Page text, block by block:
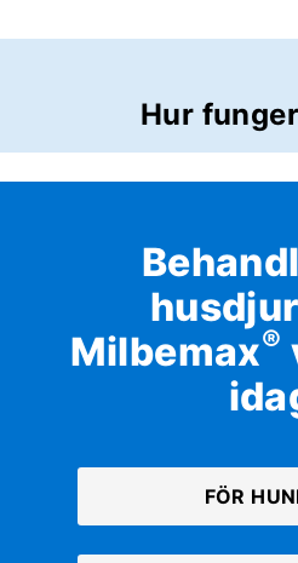
Hur
Milbemax®
FÖR